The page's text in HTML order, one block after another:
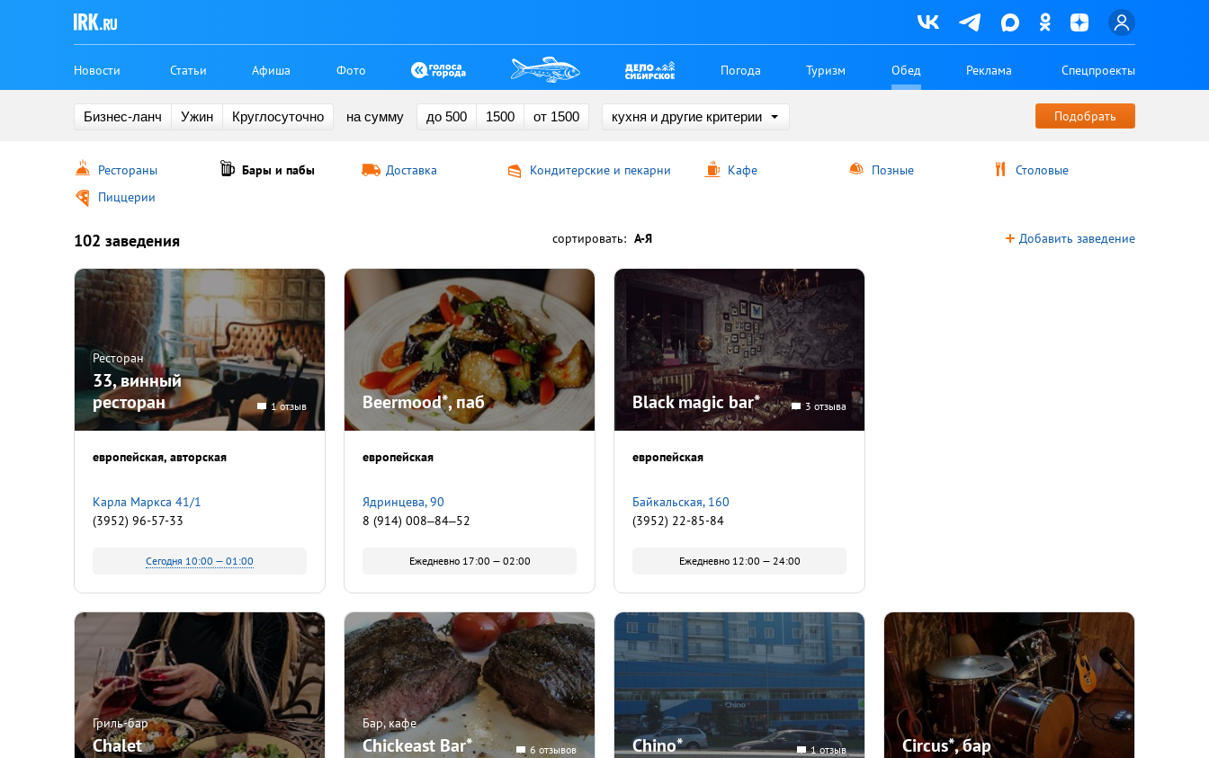
Новости Статьи Афиша Фото Погода Туризм Обед Реклама Спецпроекты
Бизнес-ланч Ужин Круглосуточно на сумму до 500 1500 от 1500 кухня и другие критерии
Рестораны Бары и пабы Доставка Кондитерские и пекарни Кафе Позные
Столовые
Пиццерии
Добавить заведение
102 заведения сортировать: А-Я
Ресторан
33, винный
ресторан
1 отзыв
европейская авторская
Карла Маркса 41/1
(3952) 96-57-33
Сегодня 10:00 — 01:00
Beermood*, паб
европейская
​Ядринцева, 90
8 (914) 008‒84‒52
Ежедневно 17:00 — 02:00
Black magic bar* 3 отзыва
европейская
Байкальская, 160
(3952) 22-85-84
Ежедневно 12:00 — 24:00
Гриль-бар
Chalet
Бар, кафе
Chickeast Bar* 6 отзывов Chino* 1 отзыв Circus*, бар